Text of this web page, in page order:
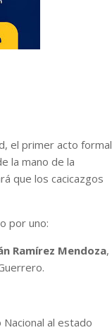
el primer acto formal
la mano de la
que los cacicazgos
por uno:
Ramírez Mendoza,
al estado